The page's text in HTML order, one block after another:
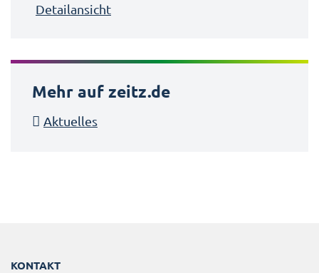
Detailansicht
Mehr auf zeitz.de
Aktuelles
KONTAKT